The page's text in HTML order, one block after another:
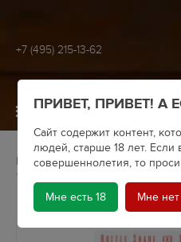
+7 (495) 215-13-62
МЕНЮ
Главная Крафтовое пиво
ПРИВЕТ, ПРИВЕТ! А
Сайт содержит контент,
людей, старше 18 лет. Если
совершеннолетия, то
Мне есть 18 Мне нет